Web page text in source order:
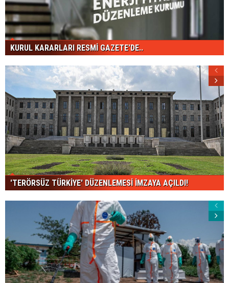
KURUL KARARLARI RESMİ GAZETE'DE..
'TERÖRSÜZ TÜRKİYE' DÜZENLEMESİ İMZAYA AÇILDI!